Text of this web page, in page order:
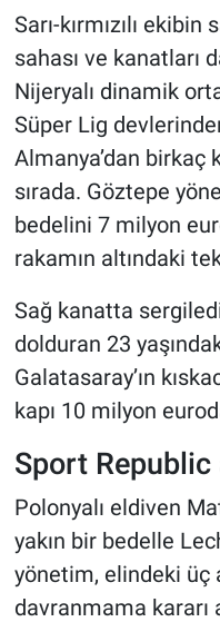
Sarı-kırmızılı
sahası ve kanatları
Nijeryalı dinamik
Süper Lig
Almanya’dan
sırada. Göztepe
bedelini 7 milyon
rakamın altındaki
Sağ kanatta
dolduran 23
Galatasaray’ın
kapı 10 milyon
Sport
Polonyalı eldiven
yakın bir bedelle
yönetim, elindeki üç
davranmama kararı